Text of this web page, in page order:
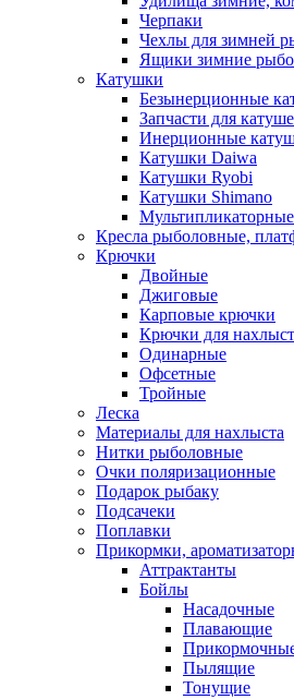
Черпаки
Чехлы для зимней
Ящики зимние
Катушки
Безынерционные
Запчасти для
Инерционные
Катушки Daiwa
Катушки Ryobi
Катушки Shimano
Кресла рыболовные,
Крючки
Двойные
Джиговые
Карповые крючки
Крючки для
Одинарные
Офсетные
Тройные
Леска
Материалы для нахлыста
Нитки рыболовные
Очки поляризационные
Подарок рыбаку
Подсачеки
Поплавки
Прикормки,
Аттрактанты
Бойлы
Насадочные
Плавающие
Пылящие
Тонущие